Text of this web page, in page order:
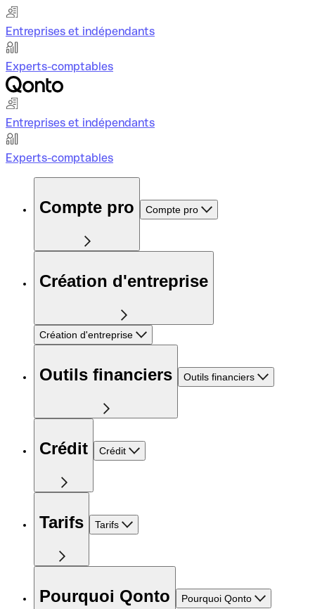
Entreprises et indépendants
Experts-comptables
Entreprises et indépendants
Experts-comptables
Compte pro Compte pro
Création d'entreprise
Création d'entreprise
Outils financiers Outils financiers
Crédit Crédit
Tarifs Tarifs
Pourquoi Qonto Pourquoi Qonto